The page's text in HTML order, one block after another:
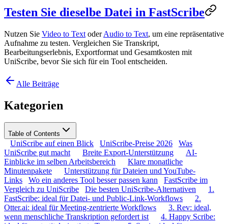
Testen Sie dieselbe Datei in FastScribe
Nutzen Sie Video to Text oderAudio to Text, um eine repräsentative
Aufnahme zu testen. Vergleichen Sie Transkript,
Bearbeitungserlebnis, Exportformat und Gesamtkosten mit
UniScribe, bevor Sie sich für ein Tool entscheiden.
Alle Beiträge
Kategorien
Table of Contents
UniScribe auf einen Blick UniScribe-Preise 2026
Was
UniScribe gut macht
Breite Export-Unterstützung
AI-
Einblicke im selben Arbeitsbereich
Klare monatliche
Minutenpakete
Unterstützung für Dateien und YouTube-
Links
Wo ein anderes Tool besser passen kann
FastScribe im
Vergleich zu UniScribe
Die besten UniScribe-Alternativen
1.
FastScribe: ideal für Datei- und Public-Link-Workflows
2.
Otter.ai: ideal für Meeting-zentrierte Workflows
3. Rev: ideal,
wenn menschliche Transkription gefordert ist
4. Happy Scribe: